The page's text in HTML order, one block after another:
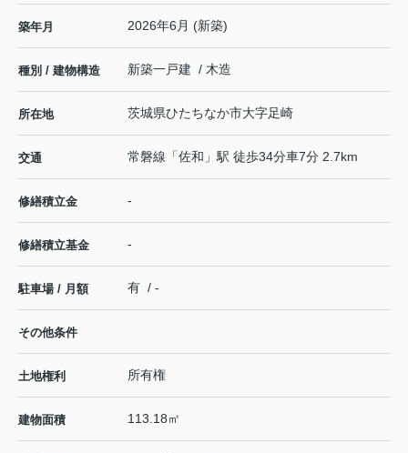
築年月 2026年6月 (新築)
種別 / 建物構造 新築一戸建 / 木造
所在地 茨城県ひたちなか市大字足崎
交通 常磐線 「佐和 」駅 徒歩34分車7分 2.7km
修繕積立金 -
修繕積立基金 -
駐車場 / 月額 有 / -
その他条件
土地権利 所有権
建物面積 113.18㎡